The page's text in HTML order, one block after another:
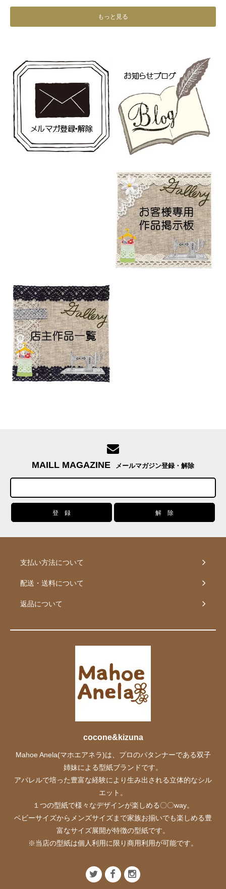
もっと見る
MAILL MAGAZINE メールマガジン登録・解除
支払い方法について
配送・送料について
返品について
cocone&kizuna
Mahoe Anela(マホエアネラ)は、プロのパタンナーである双子
姉妹による型紙ブランドです。
アパレルで培った豊富な経験により生み出される立体的なシル
エット。
１つの型紙で様々なデザインが楽しめる〇〇way。
ベビーサイズからメンズサイズまで家族お揃いでも楽しめる豊
富なサイズ展開が特徴の型紙です。
※当店の型紙は個人利用に限り商用利用が可能です。